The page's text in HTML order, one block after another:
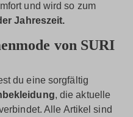
und wird so zum
Jahreszeit.
von SURI
du eine sorgfältig
, die aktuelle
Alle Artikel sind